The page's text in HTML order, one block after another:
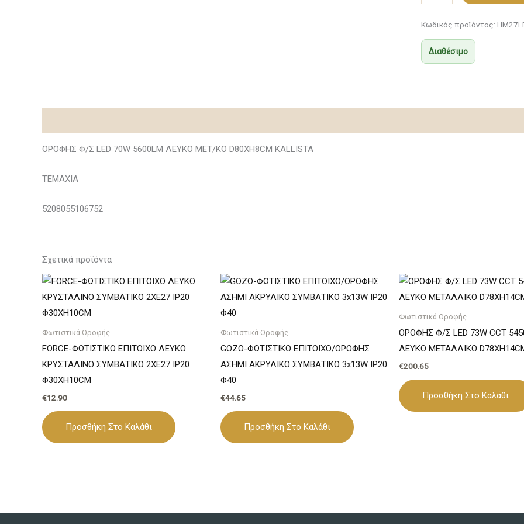
ποσότητα
Κωδικός προϊόντος:
Διαθέσιμο
ΟΡΟΦΗΣ Φ/Σ LED 70W 5600LM ΛΕΥΚΟ ΜΕΤ/ΚΟ D80XH8CM KALLISTA
ΤΕΜΑΧΙΑ
5208055106752
Σχετικά προϊόντα
Φωτιστικά Οροφής
FORCE-ΦΩΤΙΣΤΙΚΟ ΕΠΙΤΟΙΧΟ ΛΕΥΚΟ
ΚΡΥΣΤΑΛΙΝΟ ΣΥΜΒΑΤΙΚΟ 2ΧΕ27 IP20
Φ30ΧΗ10CΜ
€12.90
Προσθήκη Στο Καλάθι
Φωτιστικά Οροφής
GOZO-ΦΩΤΙΣΤΙΚΟ ΕΠΙΤΟΙΧΟ/ΟΡΟΦΗΣ
ΑΣΗΜΙ ΑΚΡΥΛΙΚΟ ΣΥΜΒΑΤΙΚΟ 3x13W IP20
Φ40
€44.65
Προσθήκη Στο Καλάθι
Φωτιστικά Οροφής
ΟΡΟΦΗΣ Φ/Σ LED 73W CCT
ΛΕΥΚΟ ΜΕΤΑΛΛΙΚΟ
€200.65
Προσθήκη Στο Καλάθι